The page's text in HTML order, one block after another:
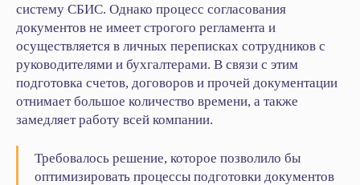
систему СБИС. Однако процесс согласования
документов не имеет строгого регламента и
осуществляется в личных переписках сотрудников с
руководителями и бухгалтерами. В связи с этим
подготовка счетов, договоров и прочей документации
отнимает большое количество времени, а также
замедляет работу всей компании.
Требовалось решение, которое позволило бы
оптимизировать процессы подготовки документов